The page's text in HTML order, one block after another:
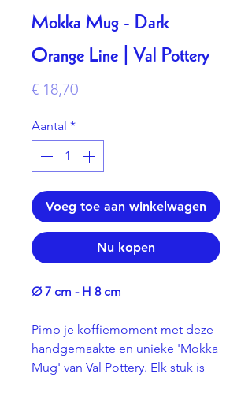
Mokka Mug - Dark
Orange Line | Val Pottery
€ 18,70Prijs
Aantal *
Voeg toe aan winkelwagen
Nu kopen
Ø 7 cm - H 8 cm
Pimp je koffiemoment met deze
handgemaakte en unieke 'Mokka
Mug' van Val Pottery. Elk stuk is